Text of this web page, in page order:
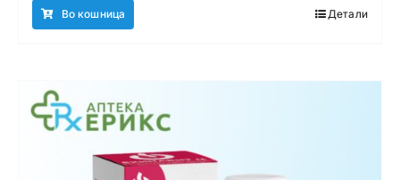
Во кошница Детали